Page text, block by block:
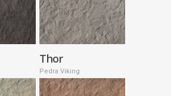
Thor
Pedra Viking